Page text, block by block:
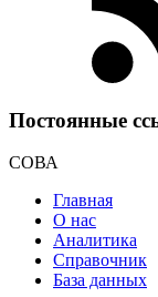
Постоянные
СОВА
Главная
О нас
Аналитика
Справочник
База данных